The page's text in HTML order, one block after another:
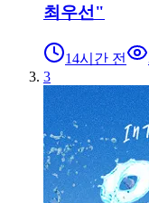
최우선"
14시간 전
3